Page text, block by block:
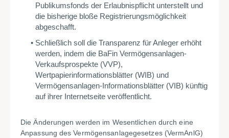
Publikumsfonds der Erlaubnispflicht unterstellt und
die bisherige bloße Registrierungsmöglichkeit
abgeschafft.
Schließlich soll die Transparenz für Anleger erhöht
werden, indem die BaFin Vermögensanlagen-
Verkaufsprospekte (VVP),
Wertpapierinformationsblätter (WIB) und
Vermögensanlagen-Informationsblätter (VIB) künftig
auf ihrer Internetseite veröffentlicht.
Die Änderungen werden im Wesentlichen durch eine
Anpassung des Vermögensanlagegesetzes (VermAnlG)